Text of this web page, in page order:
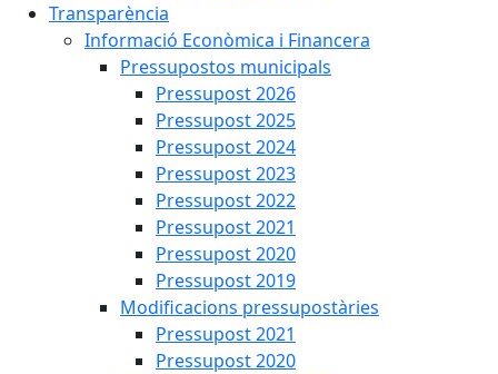
Transparència
Informació Econòmica i Financera
Pressupostos municipals
Pressupost 2026
Pressupost 2025
Pressupost 2024
Pressupost 2023
Pressupost 2022
Pressupost 2021
Pressupost 2020
Pressupost 2019
Modificacions pressupostàries
Pressupost 2021
Pressupost 2020